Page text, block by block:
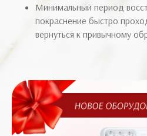
Минимальный период
покраснение быстро
вернуться к привычному